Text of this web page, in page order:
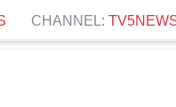
CHANNEL: